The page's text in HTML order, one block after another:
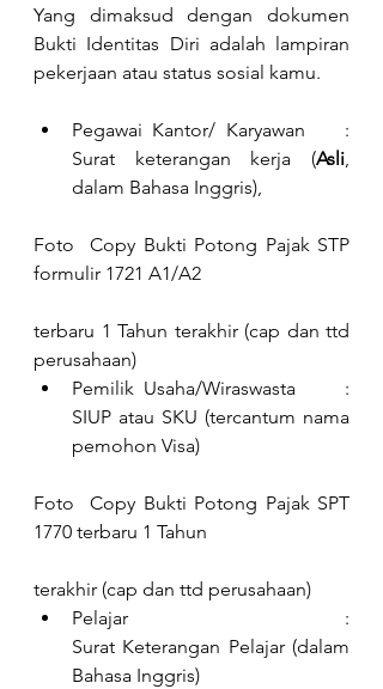
Yang dimaksud dengan dokumen
Bukti Identitas Diri adalah lampiran
pekerjaan atau status sosial kamu.
Pegawai Kantor/ Karyawan    :
Surat keterangan kerja (Asli,
Foto  Copy Bukti Potong Pajak STP
terbaru 1 Tahun terakhir (cap dan ttd
perusahaan)
Pemilik Usaha/Wiraswasta     :
SIUP atau SKU (tercantum nama
pemohon Visa)
Foto  Copy Bukti Potong Pajak SPT
1770 terbaru 1 Tahun
terakhir (cap dan ttd perusahaan)
Pelajar                                     :
Surat Keterangan Pelajar (dalam
Bahasa Inggris)